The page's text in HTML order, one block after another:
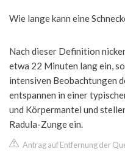
Wie lange kann eine
Nach dieser Definition
etwa 22 Minuten lang ein,
intensiven Beobachtungen
entspannen in einer
und Körpermantel und
Radula-Zunge ein.
Antrag auf Entfernung der